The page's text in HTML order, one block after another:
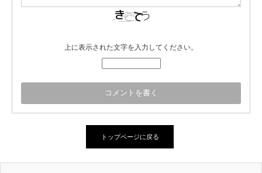
上に表示された文字を入力してください。
トップページに戻る